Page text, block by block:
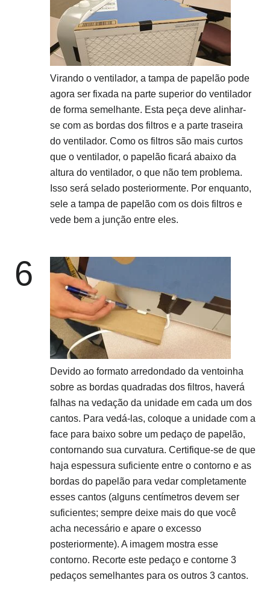
Virando o ventilador, a tampa de papelão pode
agora ser fixada na parte superior do ventilador
de forma semelhante. Esta peça deve alinhar-
se com as bordas dos filtros e a parte traseira
do ventilador. Como os filtros são mais curtos
que o ventilador, o papelão ficará abaixo da
altura do ventilador, o que não tem problema.
Isso será selado posteriormente. Por enquanto,
sele a tampa de papelão com os dois filtros e
vede bem a junção entre eles.
6
Devido ao formato arredondado da ventoinha
sobre as bordas quadradas dos filtros, haverá
falhas na vedação da unidade em cada um dos
cantos. Para vedá-las, coloque a unidade com a
face para baixo sobre um pedaço de papelão,
contornando sua curvatura. Certifique-se de que
haja espessura suficiente entre o contorno e as
bordas do papelão para vedar completamente
esses cantos (alguns centímetros devem ser
suficientes; sempre deixe mais do que você
acha necessário e apare o excesso
posteriormente). A imagem mostra esse
contorno. Recorte este pedaço e contorne 3
pedaços semelhantes para os outros 3 cantos.